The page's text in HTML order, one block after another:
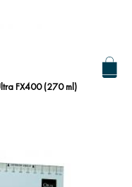
FX400 (270 ml)